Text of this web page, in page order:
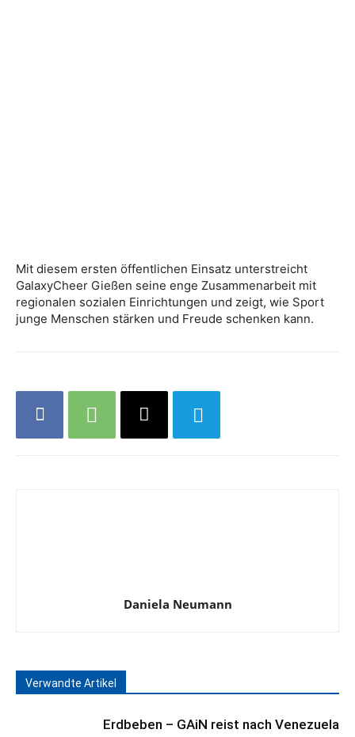
Mit diesem ersten öffentlichen Einsatz unterstreicht
GalaxyCheer Gießen seine enge Zusammenarbeit mit
regionalen sozialen Einrichtungen und zeigt, wie Sport
junge Menschen stärken und Freude schenken kann.
Daniela Neumann
Verwandte Artikel
Erdbeben – GAiN reist nach Venezuela